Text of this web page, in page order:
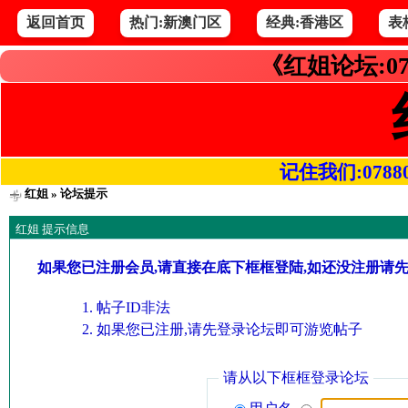
返回首页 热门:新澳门区 经典:香港区 表
《红姐论坛
记住我们
红姐» 论坛提示
红姐 提示信息
如果您已注册会员,请直接在底下框框登陆,如还没注册请
帖子ID非法
如果您已注册,请先登录论坛即可游览帖子
请从以下框框登录论坛